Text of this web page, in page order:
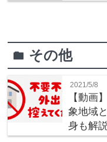
folder その他
2021/5/8
【動画
象地域
身も解説